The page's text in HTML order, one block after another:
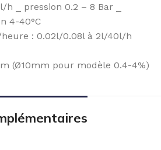
_ pression 0.2 – 8 Bar _
4-40°C
: 0.02l/0.08l à 2l/40l/h
(Ø10mm pour modèle 0.4-4%)